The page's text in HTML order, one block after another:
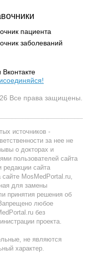
пациента
заболеваний
Все права защищены.
источников -
за нее не
о докторах и
пользователей сайта
сайта
MosMedPortal.ru,
для замены
принятия решения об
любое
без
проекта.
не являются
характер.